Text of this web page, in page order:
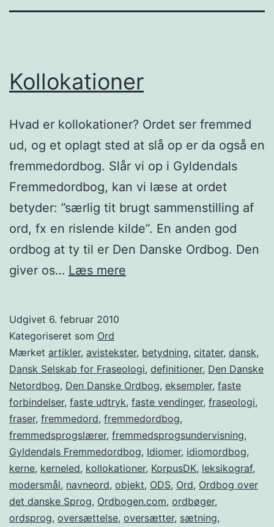
Kollokationer
Hvad er kollokationer? Ordet ser fremmed
ud, og et oplagt sted at slå op er da også en
fremmedordbog. Slår vi op i Gyldendals
Fremmedordbog, kan vi læse at ordet
betyder: ”særlig tit brugt sammenstilling af
ord, fx en rislende kilde”. En anden god
ordbog at ty til er Den Danske Ordbog. Den
giver os… Læs mere
Udgivet 6. februar 2010
Kategoriseret som Ord
Mærket artikler, avistekster, betydning, citater, dansk,
Dansk Selskab for Fraseologi, definitioner, Den Danske
Netordbog, Den Danske Ordbog, eksempler, faste
forbindelser, faste udtryk, faste vendinger, fraseologi,
fraser, fremmedord, fremmedordbog,
fremmedsprogslærer, fremmedsprogsundervisning,
Gyldendals Fremmedordbog, Idiomer, idiomordbog,
kerne, kerneled, kollokationer, KorpusDK, leksikograf,
modersmål, navneord, objekt, ODS, Ord, Ordbog over
det danske Sprog, Ordbogen.com, ordbøger,
ordsprog, oversættelse, oversætter, sætning,